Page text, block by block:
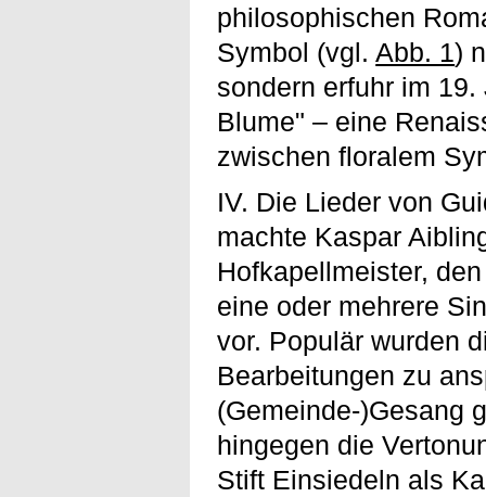
philosophischen
Symbol (vgl.Abb. 1)
sondern erfuhr im
Blume" – eine
zwischen floralem
IV. Die Lieder von
machte Kaspar
Hofkapellmeister,
eine oder mehrere
vor. Populär wurden
Bearbeitungen zu
(Gemeinde-)Gesang
hingegen die
Stift Einsiedeln als